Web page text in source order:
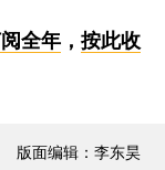
全年， 按此收
版面编辑：李东昊